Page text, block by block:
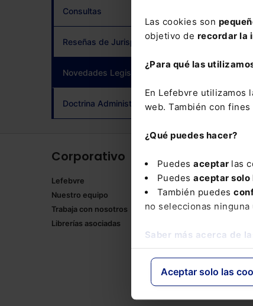
Las cookies son
objetivo de recordar la
¿Para qué las
En Lefebvre utilizamos
web. También con
¿Qué puedes hacer?
Puedes aceptar las
Puedes aceptar solo
También puedes
no seleccionas
Saber más acerca de
Aceptar solo las
Consultas
Reseñas de Jurisprudencia
Novedades Legislativas (current)
Doctrina Administrativa
Si
Corporativo
Lefebvre
Nuestro equipo
Trabaja con nosotros
Librerías asociadas